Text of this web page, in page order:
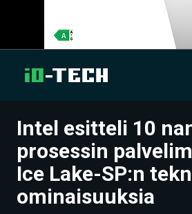
UUTISET
ARTIKKELIT
VIDEOT
Intel esitteli 10
prosessin
Ice Lake-SP:n
ominaisuuksia